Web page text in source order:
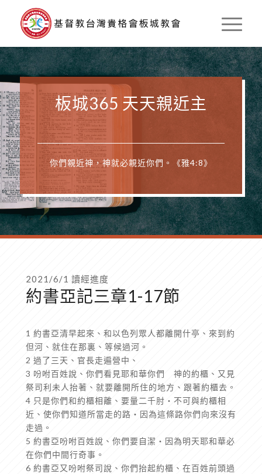
板城365 天天親近主
你們親近神，神就必親近你們。《雅4:8》
2021/6/1 讀經進度
約書亞記三章1-17節
1 約書亞清早起來、和以色列眾人都離開什亭、來到約
但河、就住在那裏、等候過河。
2 過了三天、官長走遍營中、
3 吩咐百姓說、你們看見耶和華你們 神的約櫃、又見
祭司利未人抬著、就要離開所住的地方、跟著約櫃去。
4 只是你們和約櫃相離、要量二千肘‧不可與約櫃相
近、使你們知道所當走的路‧因為這條路你們向來沒有
走過。
5 約書亞吩咐百姓說、你們要自潔‧因為明天耶和華必
在你們中間行奇事。
6 約書亞又吩咐祭司說、你們抬起約櫃、在百姓前頭過